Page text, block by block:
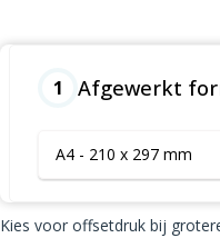
1 Afgewerkt
A4 - 210 x 297 mm
Kies voor offsetdruk bij